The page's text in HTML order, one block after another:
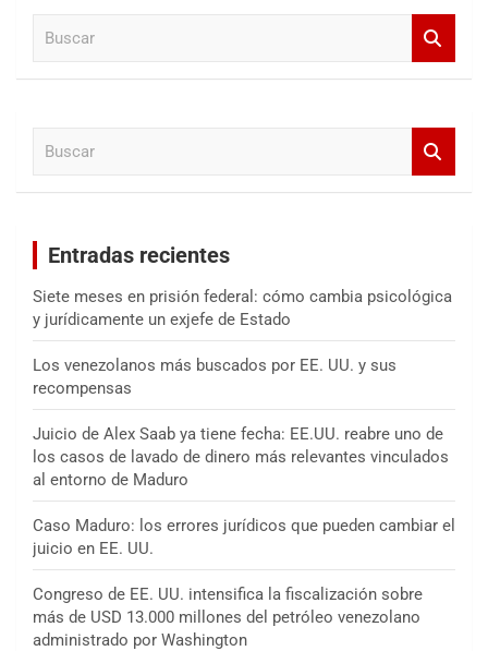
Entradas recientes
Siete meses en prisión federal: cómo cambia psicológica
y jurídicamente un exjefe de Estado
Los venezolanos más buscados por EE. UU. y sus
recompensas
Juicio de Alex Saab ya tiene fecha: EE.UU. reabre uno de
los casos de lavado de dinero más relevantes vinculados
al entorno de Maduro
Caso Maduro: los errores jurídicos que pueden cambiar el
juicio en EE. UU.
Congreso de EE. UU. intensifica la fiscalización sobre
más de USD 13.000 millones del petróleo venezolano
administrado por Washington